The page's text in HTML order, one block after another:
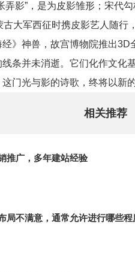
弄影”，是为皮影雏形；宋代
大军西征时携皮影艺人随行，
》神兽，故宫博物院推出3D
条并未消逝。它们化作文
门光与影的诗歌，终将以新
相关推荐
推广，多年建站经验
局不满意，通常允许进行哪些程